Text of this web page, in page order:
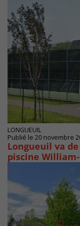
LONGUEUIL
Publié le 20 novembre
Longueuil va
piscine